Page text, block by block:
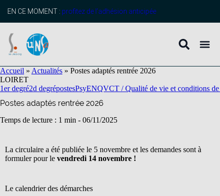
principal
EN CE MOMENT : profitez de l’adhésion anticipée
Accueil » Actualités » Postes adaptés rentrée 2026
LOIRET
1er degré2d degrépostesPsyENQVCT / Qualité de vie et conditions
Postes adaptés rentrée 2026
Temps de lecture : 1 min - 06/11/2025
La circulaire a été publiée le 5 novembre et les demandes sont à
formuler pour le vendredi 14 novembre !
Le calendrier des démarches